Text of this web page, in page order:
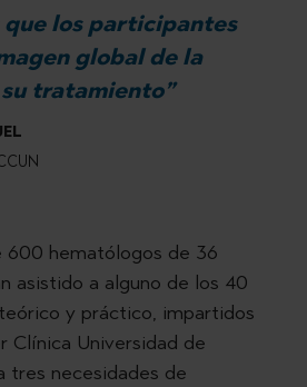
que los participantes
global de la
tratamiento”
600 hematólogos de 36
asistido a alguno de los 40
y práctico, impartidos
Clínica Universidad de
tres necesidades de